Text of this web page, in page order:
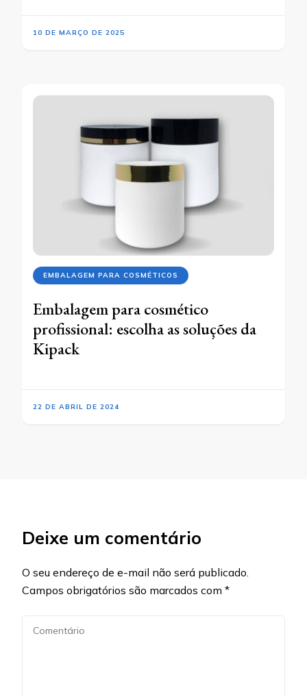
10 DE MARÇO DE 2025
EMBALAGEM PARA COSMÉTICOS
Embalagem para cosmético
profissional: escolha as soluções da
Kipack
22 DE ABRIL DE 2024
Deixe um comentário
O seu endereço de e-mail não será publicado.
Campos obrigatórios são marcados com *